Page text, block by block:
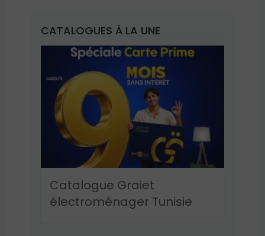
CATALOGUES À LA UNE
Catalogue Graiet
électroménager Tunisie